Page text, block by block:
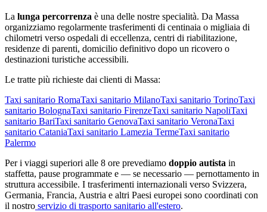
La lunga percorrenza è una delle nostre specialità. Da Massa
organizziamo regolarmente trasferimenti di centinaia o migliaia di
chilometri verso ospedali di eccellenza, centri di riabilitazione,
residenze di parenti, domicilio definitivo dopo un ricovero o
destinazioni turistiche accessibili.
Le tratte più richieste dai clienti di Massa:
Taxi sanitario RomaTaxi sanitario MilanoTaxi sanitario TorinoTaxi
sanitario BolognaTaxi sanitario FirenzeTaxi sanitario NapoliTaxi
sanitario BariTaxi sanitario GenovaTaxi sanitario VeronaTaxi
sanitario CataniaTaxi sanitario Lamezia TermeTaxi sanitario
Palermo
Per i viaggi superiori alle 8 ore prevediamo doppio autista in
staffetta, pause programmate e — se necessario — pernottamento in
struttura accessibile. I trasferimenti internazionali verso Svizzera,
Germania, Francia, Austria e altri Paesi europei sono coordinati con
il nostro servizio di trasporto sanitario all'estero.